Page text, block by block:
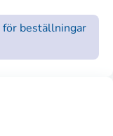
beställningar